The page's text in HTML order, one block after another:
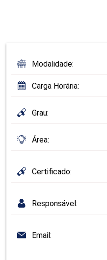
Modalidade:
Carga Horária:
Grau:
Área:
Certificado:
Responsável:
Email: